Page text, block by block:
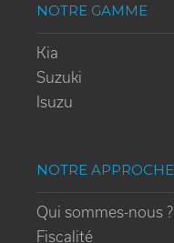
NOTRE GAMME
Kia
Suzuki
Isuzu
NOTRE APPROCHE
Qui sommes-nous ?
Fiscalité